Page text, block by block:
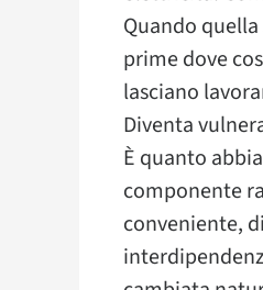
Quando
prime dove
lasciano
Diventa
È quanto
componente
conveniente,